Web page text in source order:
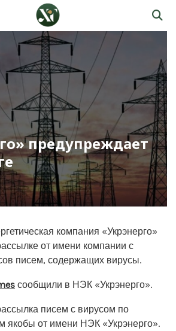
предупреждает
компания «Укрэнерго»
от имени компании с
писем, содержащих вирусы.
сообщили в НЭК «Укрэнерго».
писем с вирусом по
якобы от имени НЭК «Укрэнерго».